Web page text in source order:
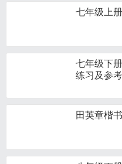
七年级上
七年级下
练习及参
田英章楷